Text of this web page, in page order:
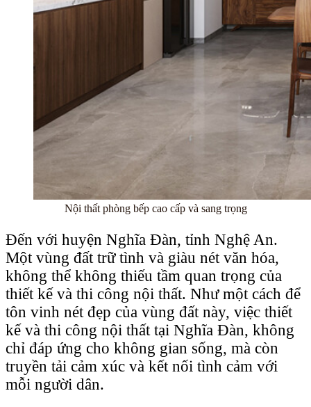
Nội thất phòng bếp cao cấp và sang trọng
Đến với huyện Nghĩa Đàn, tỉnh Nghệ An.
Một vùng đất trữ tình và giàu nét văn hóa,
không thể không thiếu tầm quan trọng của
thiết kế và thi công nội thất. Như một cách để
tôn vinh nét đẹp của vùng đất này, việc thiết
kế và thi công nội thất tại Nghĩa Đàn, không
chỉ đáp ứng cho không gian sống, mà còn
truyền tải cảm xúc và kết nối tình cảm với
mỗi người dân.